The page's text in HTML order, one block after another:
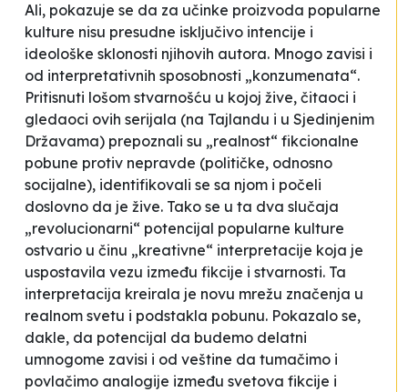
Ali, pokazuje se da za učinke proizvoda popularne
kulture nisu presudne isključivo intencije i
ideološke sklonosti njihovih autora. Mnogo zavisi i
od interpretativnih sposobnosti „konzumenata“.
Pritisnuti lošom stvarnošću u kojoj žive, čitaoci i
gledaoci ovih serijala (na Tajlandu i u Sjedinjenim
Državama) prepoznali su „realnost“ fikcionalne
pobune protiv nepravde (političke, odnosno
socijalne), identifikovali se sa njom i počeli
doslovno da je žive. Tako se u ta dva slučaja
„revolucionarni“ potencijal popularne kulture
ostvario u činu „kreativne“ interpretacije koja je
uspostavila vezu između fikcije i stvarnosti. Ta
interpretacija kreirala je novu mrežu značenja u
realnom svetu i podstakla pobunu. Pokazalo se,
dakle, da potencijal da budemo delatni
umnogome zavisi i od veštine da tumačimo i
povlačimo analogije između svetova fikcije i